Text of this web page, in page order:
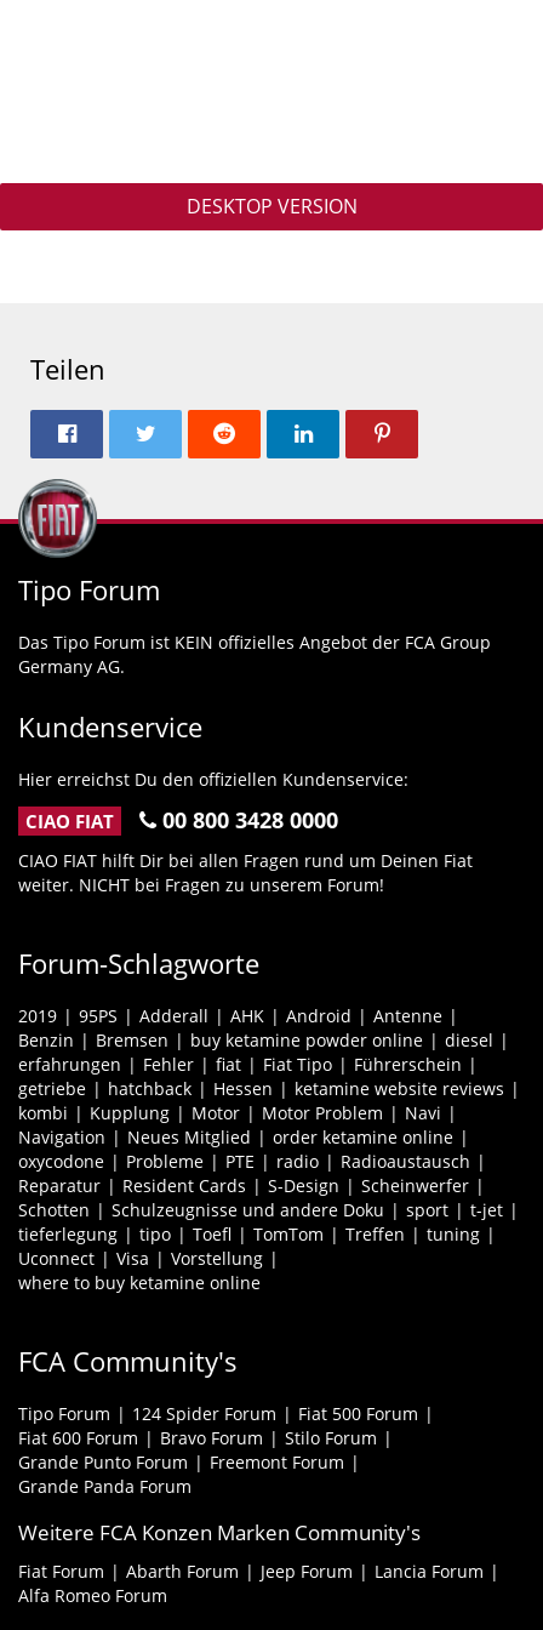
DESKTOP VERSION
Teilen
Tipo Forum
Das Tipo Forum ist KEIN offizielles Angebot der FCA Group
Germany AG.
Kundenservice
Hier erreichst Du den offiziellen Kundenservice:
CIAO FIAT 00 800 3428 0000
CIAO FIAT hilft Dir bei allen Fragen rund um Deinen Fiat
weiter. NICHT bei Fragen zu unserem Forum!
Forum-Schlagworte
2019 95PS Adderall AHK Android
Antenne
Benzin
Bremsen buy ketamine powder online
diesel
erfahrungen
Fehler fiat Fiat Tipo
Führerschein
getriebe
hatchback Hessen
ketamine website reviews
kombi
Kupplung Motor Motor Problem
Navi
Navigation
Neues Mitglied
order ketamine online
oxycodone
Probleme PTE radio
Radioaustausch
Reparatur
Resident Cards S-Design
Scheinwerfer
Schotten
Schulzeugnisse und andere Doku sport
t-jet
tieferlegung
tipo Toefl TomTom Treffen
tuning
Uconnect
Visa
Vorstellung
where to buy ketamine online
FCA Community's
Tipo Forum 124 Spider Forum
Fiat 500 Forum
Fiat 600 Forum
Bravo Forum
Stilo Forum
Grande Punto Forum
Freemont Forum
Grande Panda Forum
Weitere FCA Konzen Marken Community's
Fiat Forum Abarth Forum Jeep Forum
Lancia Forum
Alfa Romeo Forum